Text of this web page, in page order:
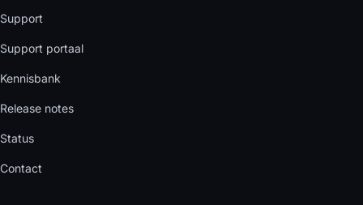
Support
Support portaal
Kennisbank
Release notes
Status
Contact